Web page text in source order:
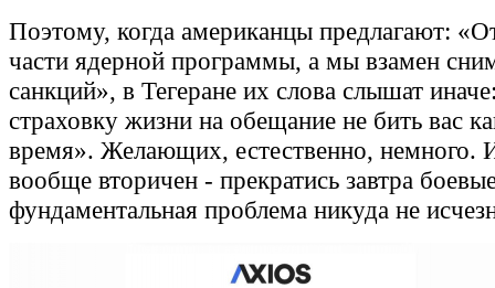
Поэтому, когда американцы предлагают:
части ядерной программы, а мы взамен
санкций», в Тегеране их слова слышат
страховку жизни на обещание не бить вас
время». Желающих, естественно, немного.
вообще вторичен - прекратись завтра
фундаментальная проблема никуда не